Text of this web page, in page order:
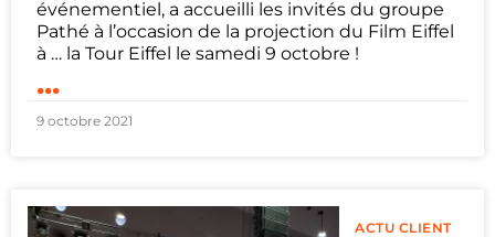
événementiel, a accueilli les invités du groupe
Pathé à l’occasion de la projection du Film Eiffel
à … la Tour Eiffel le samedi 9 octobre !
...
9 octobre 2021
ACTU CLIENT